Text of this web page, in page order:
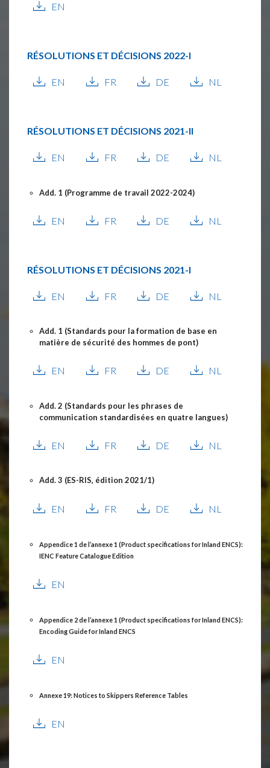
EN
RÉSOLUTIONS ET DÉCISIONS 2022-I
EN FR DE NL
RÉSOLUTIONS ET DÉCISIONS 2021-II
EN FR DE NL
Add. 1 (Programme de travail 2022-2024)
EN FR DE NL
RÉSOLUTIONS ET DÉCISIONS 2021-I
EN FR DE NL
Add. 1 (Standards pour la formation de base en
matière de sécurité des hommes de pont)
EN FR DE NL
Add. 2 (Standards pour les phrases de
communication standardisées en quatre langues)
EN FR DE NL
Add. 3 (ES-RIS, édition 2021/1)
EN FR DE NL
Appendice 1 de l’annexe 1 (Product specifications for Inland ENCS):
IENC Feature Catalogue Edition
EN
Appendice 2 de l’annexe 1 (Product specifications for Inland ENCS):
Encoding Guide for Inland ENCS
EN
Annexe 19: Notices to Skippers Reference Tables
EN